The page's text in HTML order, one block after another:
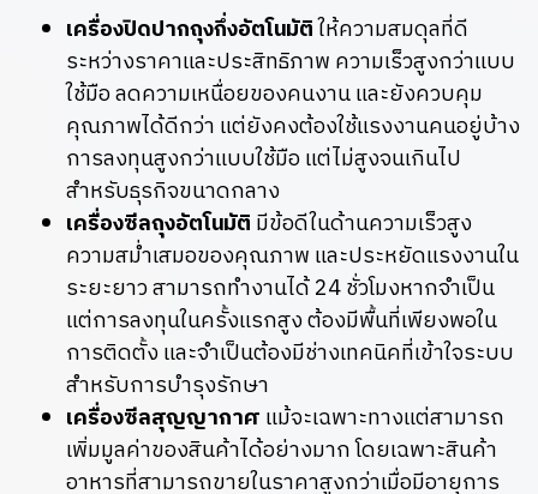
เครื่องปิดปากถุงกึ่งอัตโนมัติให้ความสมดุลที่ดี
ระหว่างราคาและประสิทธิภาพ ความเร็วสูงกว่าแบบ
ใช้มือ ลดความเหนื่อยของคนงาน และยังควบคุม
คุณภาพได้ดีกว่า แต่ยังคงต้องใช้แรงงานคนอยู่บ้าง
การลงทุนสูงกว่าแบบใช้มือ แต่ไม่สูงจนเกินไป
สำหรับธุรกิจขนาดกลาง
เครื่องซีลถุงอัตโนมัติ มีข้อดีในด้านความเร็วสูง
ความสม่ำเสมอของคุณภาพ และประหยัดแรงงานใน
ระยะยาว สามารถทำงานได้ 24 ชั่วโมงหากจำเป็น
แต่การลงทุนในครั้งแรกสูง ต้องมีพื้นที่เพียงพอใน
การติดตั้ง และจำเป็นต้องมีช่างเทคนิคที่เข้าใจระบบ
สำหรับการบำรุงรักษา
เครื่องซีลสุญญากาศ แม้จะเฉพาะทางแต่สามารถ
เพิ่มมูลค่าของสินค้าได้อย่างมาก โดยเฉพาะสินค้า
อาหารที่สามารถขายในราคาสูงกว่าเมื่อมีอายุการ